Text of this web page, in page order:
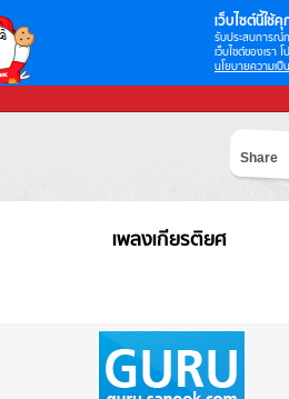
เว็บไซต์นี้ใช้คุ
รับประสบการณ์
เว็บไซต์ของเรา
นโยบายความเป็
Share
เพลงเกียรติยศ